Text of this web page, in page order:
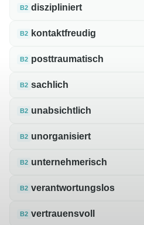
B2 diszipliniert
B2 kontaktfreudig
B2 posttraumatisch
B2 sachlich
B2 unabsichtlich
B2 unorganisiert
B2 unternehmerisch
B2 verantwortungslos
B2 vertrauensvoll